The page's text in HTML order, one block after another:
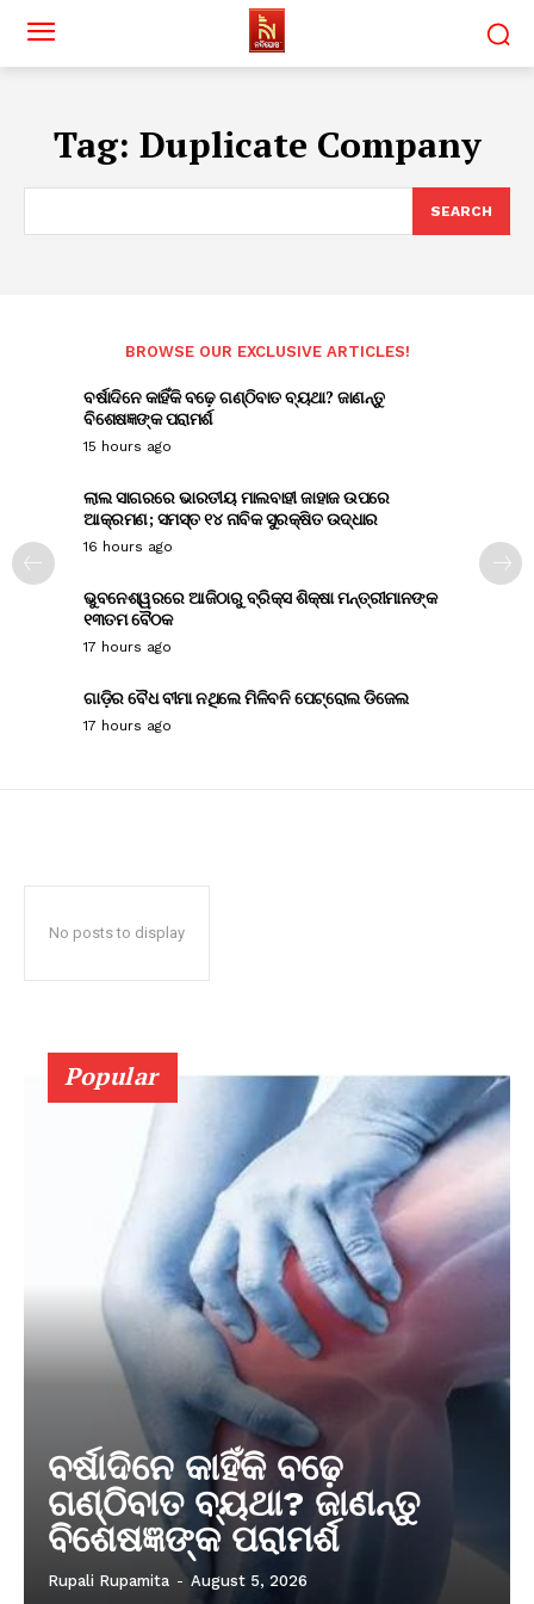
Tag: Duplicate Company
SEARCH
BROWSE OUR EXCLUSIVE ARTICLES!
ବର୍ଷାଦିନେ କାହିଁକି ବଢ଼େ ଗଣ୍ଠିବାତ ବ୍ୟଥା? ଜାଣନ୍ତୁ
ବିଶେଷଜ୍ଞଙ୍କ ପରାମର୍ଶ
15 hours ago
ଲାଲ ସାଗରରେ ଭାରତୀୟ ମାଲବାହୀ ଜାହାଜ ଉପରେ
ଆକ୍ରମଣ; ସମସ୍ତ ୧୪ ନାବିକ ସୁରକ୍ଷିତ ଉଦ୍ଧାର
16 hours ago
ଭୁବନେଶ୍ୱରରେ ଆଜିଠାରୁ ବ୍ରିକ୍ସ ଶିକ୍ଷା ମନ୍ତ୍ରୀମାନଙ୍କ
୧୩ତମ ବୈଠକ
17 hours ago
ଗାଡ଼ିର ବୈଧ ବୀମା ନଥିଲେ ମିଳିବନି ପେଟ୍ରୋଲ ଡିଜେଲ
17 hours ago
No posts to display
Popular
ବର୍ଷାଦିନେ କାହିଁକି ବଢ଼େ
ଗଣ୍ଠିବାତ ବ୍ୟଥା? ଜାଣନ୍ତୁ
ବିଶେଷଜ୍ଞଙ୍କ ପରାମର୍ଶ
Rupali Rupamita - August 5, 2026